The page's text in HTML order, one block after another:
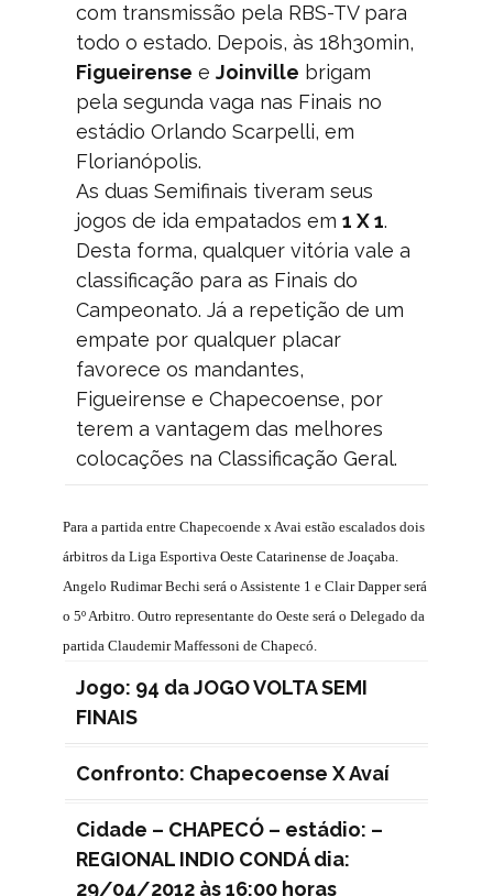
com transmissão pela RBS-TV para
todo o estado. Depois, às 18h30min,
Figueirense e Joinville brigam
pela segunda vaga nas Finais no
estádio Orlando Scarpelli, em
Florianópolis.
As duas Semifinais tiveram seus
jogos de ida empatados em 1 X 1.
Desta forma, qualquer vitória vale a
classificação para as Finais do
Campeonato. Já a repetição de um
empate por qualquer placar
favorece os mandantes,
Figueirense e Chapecoense, por
terem a vantagem das melhores
colocações na Classificação Geral.
Para a partida entre Chapecoende x Avai estão escalados dois
árbitros da Liga Esportiva Oeste Catarinense de Joaçaba.
Angelo Rudimar Bechi será o Assistente 1 e Clair Dapper será
o 5º Arbitro. Outro representante do Oeste será o Delegado da
partida Claudemir Maffessoni de Chapecó.
Jogo: 94 da JOGO VOLTA SEMI
FINAIS
Confronto: Chapecoense XAvaí
Cidade – CHAPECÓ – estádio: –
REGIONAL INDIO CONDÁ dia:
29/04/2012 às 16:00 horas